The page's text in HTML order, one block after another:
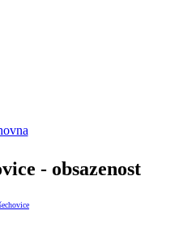
- obsazenost